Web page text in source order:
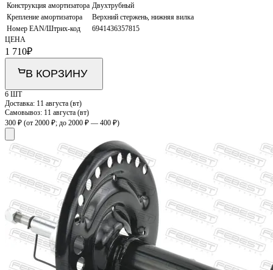
Конструкция амортизатора Двухтрубный
Крепление амортизатора
Верхний стержень, нижняя вилка
Номер EAN/Штрих-код
6941436357815
ЦЕНА
1 710₽
В КОРЗИНУ
6 ШТ
Доставка: 11 августа (вт)
Самовывоз: 11 августа (вт)
300 ₽ (от 2000 ₽; до 2000 ₽ — 400 ₽)